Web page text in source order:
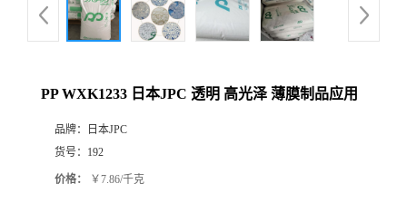
PP WXK1233 日本JPC 透明 高光泽 薄膜制品应用
品牌：
日本JPC
货号： 192
价格： ￥7.86/千克